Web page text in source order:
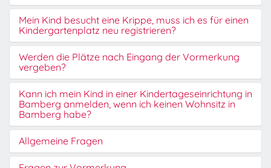
Mein Kind besucht eine Krippe, muss ich es für einen
Kindergartenplatz neu registrieren?
Werden die Plätze nach Eingang der Vormerkung
vergeben?
Kann ich mein Kind in einer Kindertageseinrichtung in
Bamberg anmelden, wenn ich keinen Wohnsitz in
Bamberg habe?
Allgemeine Fragen